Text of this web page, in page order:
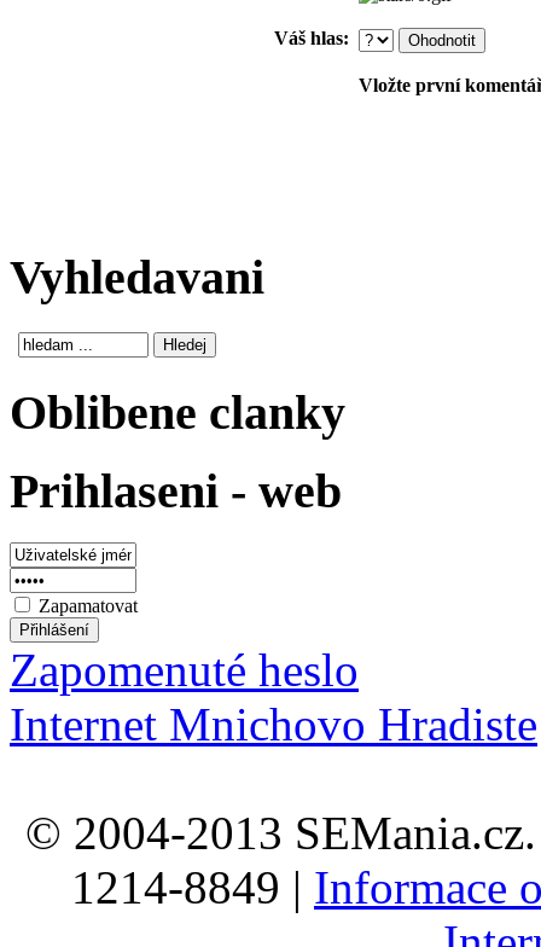
Váš hlas:
Vložte první
Vyhledavani
Oblibene clanky
Prihlaseni - web
Zapamatovat
Zapomenuté heslo
Internet Mnichovo Hradiste
© 2004-2013
1214-8849 | Informace